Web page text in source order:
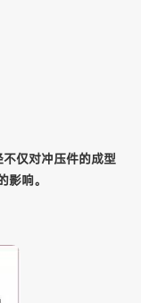
仅对冲压件的成型
响。